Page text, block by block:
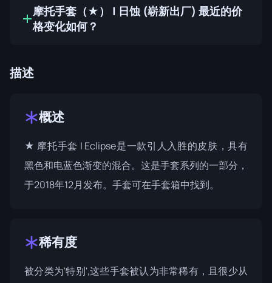
摩托手套（★） | 日蚀 (崭新出厂) 最近的价
格变化如何？
描述
概述
★ 摩托手套 | Eclipse是一款引人入胜的皮肤，具有
黑色和电蓝色渐变的混合。这是手套系列的一部分，
于2018年12月发布。手套可在手套箱中找到。
稀有度
被分类为'特别',这些手套被认为非常稀有，且很少从